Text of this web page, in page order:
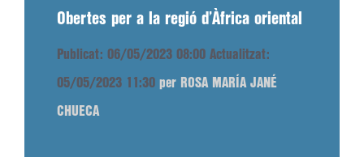
Obertes per a la regió d’Àfrica oriental
Publicat: 06/05/2023 08:00 Actualitzat:
05/05/2023 11:30 per ROSA MARÍA JANÉ
CHUECA